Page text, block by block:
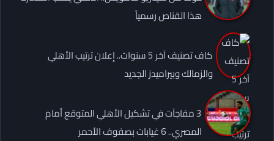
هذا القناص رسمياً
كاف تصنيف آخر 5 سنوات.. إعلان ترتيب الأهلي
والزمالك وبيراميدز الجديد
3 مفاجآت في تشكيل الأهلي المتوقع أمام
المصري.. 6 غيابات بصفوف الأحمر